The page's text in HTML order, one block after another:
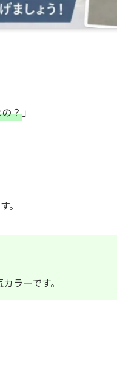
？ 」
。
ラーです。